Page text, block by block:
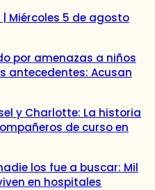
Miércoles 5 de agosto
por amenazas a niños
antecedentes: Acusan
y Charlotte: La historia
de curso en
los fue a buscar: Mil
en hospitales